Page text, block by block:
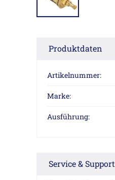
Produktdaten
Artikelnummer:
Marke:
Ausführung:
Service & Support